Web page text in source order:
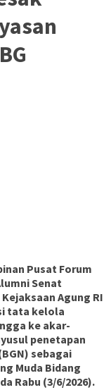
Pusat Forum
Senat
Kejaksaan Agung RI
tata kelola
ke akar-
penetapan
sebagai
Muda Bidang
Rabu (3/6/2026).